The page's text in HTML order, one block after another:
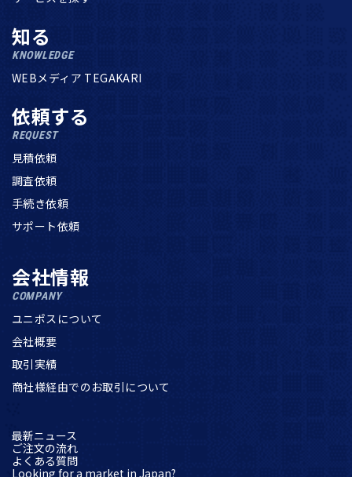
知る
KNOWLEDGE
WEBメディア TEGAKARI
依頼する
REQUEST
見積依頼
調査依頼
手続き依頼
サポート依頼
会社情報
COMPANY
ユニポスについて
会社概要
取引実績
商社様経由でのお取引について
最新ニュース
ご注文の流れ
よくある質問
Looking for a market in Japan?